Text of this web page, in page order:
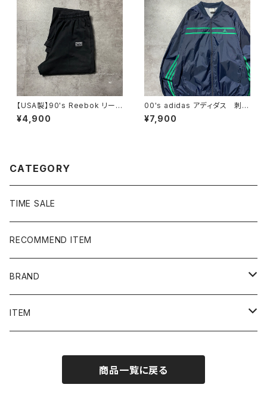
【USA製】90's Reebok リー
ボック ベクターロゴ ラベ
ル ブラック 薄手 スウェット
¥4,900
00's adidas アディダス 刺繍
ワンポイント パフォーマンスロ
ゴ ノーカラー ネイビー ナ
¥7,900
CATEGORY
TIME SALE
RECOMMEND ITEM
BRAND
NIKE
ITEM
商品一覧に戻る